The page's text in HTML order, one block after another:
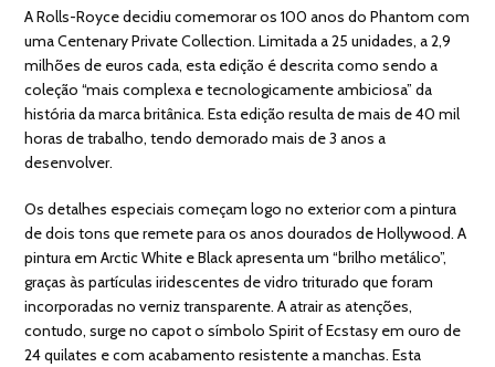
A Rolls-Royce decidiu comemorar os 100 anos do Phantom com
uma Centenary Private Collection. Limitada a 25 unidades, a 2,9
milhões de euros cada, esta edição é descrita como sendo a
coleção “mais complexa e tecnologicamente ambiciosa” da
história da marca britânica. Esta edição resulta de mais de 40 mil
horas de trabalho, tendo demorado mais de 3 anos a
desenvolver.
Os detalhes especiais começam logo no exterior com a pintura
de dois tons que remete para os anos dourados de Hollywood. A
pintura em Arctic White e Black apresenta um “brilho metálico”,
graças às partículas iridescentes de vidro triturado que foram
incorporadas no verniz transparente. A atrair as atenções,
contudo, surge no capot o símbolo Spirit of Ecstasy em ouro de
24 quilates e com acabamento resistente a manchas. Esta